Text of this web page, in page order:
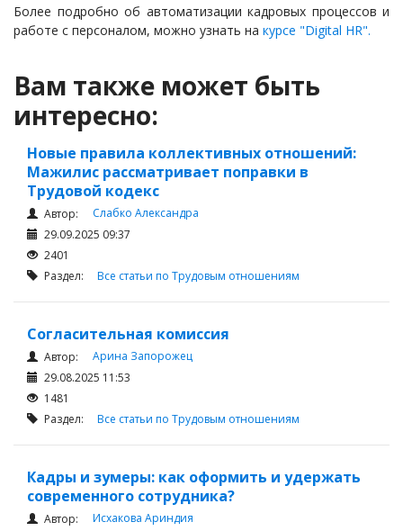
Более подробно об автоматизации кадровых процессов и
работе с персоналом, можно узнать на курсе "Digital HR".
Вам также может быть
интересно:
Новые правила коллективных отношений:
Мажилис рассматривает поправки в
Трудовой кодекс
Автор:
Слабко Александра
29.09.2025 09:37
2401
Раздел: Все статьи по Трудовым отношениям
Согласительная комиссия
Автор:
Арина Запорожец
29.08.2025 11:53
1481
Раздел: Все статьи по Трудовым отношениям
Кадры и зумеры: как оформить и удержать
современного сотрудника?
Автор: Исхакова Ариндия